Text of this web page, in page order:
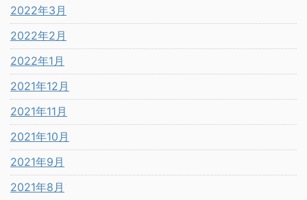
2022年3月
2022年2月
2022年1月
2021年12月
2021年11月
2021年10月
2021年9月
2021年8月